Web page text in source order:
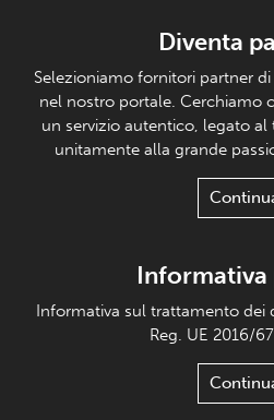
Diventa
Selezioniamo fornitori partner
nel nostro portale. Cerchiamo
un servizio autentico, legato
unitamente alla grande
Informativa
Informativa sul trattamento dei
Reg. UE 2016/